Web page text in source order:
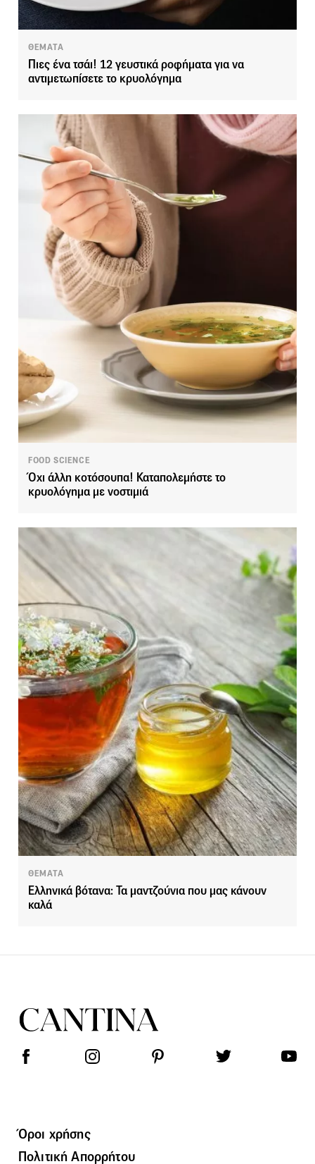
ΘΕΜΑΤΑ
Πιες ένα τσάι! 12 γευστικά ροφήματα για να
αντιμετωπίσετε το κρυολόγημα
FOOD SCIENCE
Όχι άλλη κοτόσουπα! Καταπολεμήστε το
κρυολόγημα με νοστιμιά
ΘΕΜΑΤΑ
Ελληνικά βότανα: Τα μαντζούνια που μας κάνουν
καλά
Όροι χρήσης
Πολιτική Απορρήτου